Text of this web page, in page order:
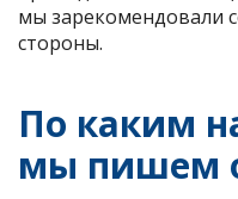
мы зарекомендовали
стороны.
По каким
мы пишем